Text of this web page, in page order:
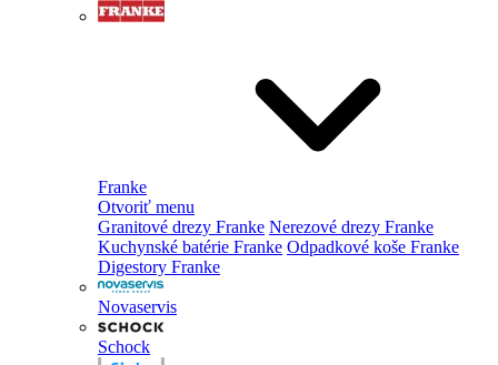
Franke
Otvoriť menu
Granitové drezy Franke Nerezové drezy Franke
Kuchynské batérie Franke Odpadkové koše Franke
Digestory Franke
Novaservis
Schock